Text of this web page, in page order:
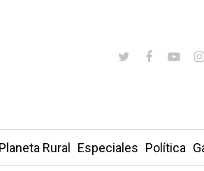
Planeta Rural Especiales Política